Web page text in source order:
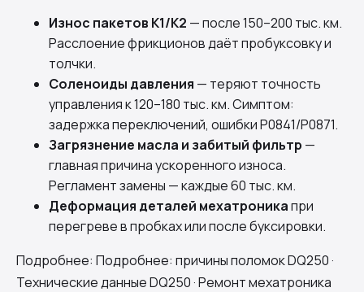
Износ пакетов K1/K2 — после 150–200 тыс. км.
Расслоение фрикционов даёт пробуксовку и
толчки.
Соленоиды давления — теряют точность
управления к 120–180 тыс. км. Симптом:
задержка переключений, ошибки P0841/P0871.
Загрязнение масла и забитый фильтр —
главная причина ускоренного износа.
Регламент замены — каждые 60 тыс. км.
Деформация деталей мехатроникапри
перегреве в пробках или после буксировки.
Подробнее: Подробнее: причины поломок DQ250 ·
Технические данные DQ250 ·Ремонт мехатроника